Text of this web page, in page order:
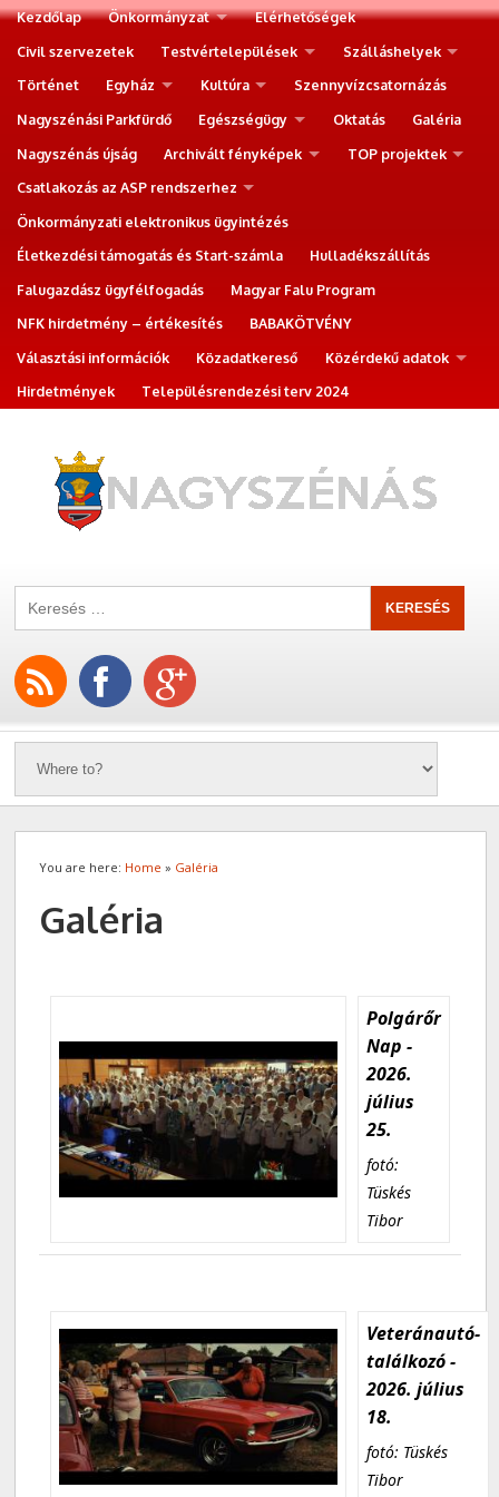
Kezdőlap Önkormányzat
Elérhetőségek
Civil szervezetek
Testvértelepülések
Szálláshelyek
Történet
Egyház Kultúra
Szennyvízcsatornázás
Nagyszénási Parkfürdő
Egészségügy Oktatás
Galéria
Nagyszénás újság
Archivált fényképek
TOP projektek
Csatlakozás az ASP rendszerhez
Önkormányzati elektronikus ügyintézés
Életkezdési támogatás és Start-számla
Hulladékszállítás
Falugazdász ügyfélfogadás
Magyar Falu Program
NFK hirdetmény – értékesítés
BABAKÖTVÉNY
Választási információk
Közadatkereső
Közérdekű adatok
Hirdetmények
Településrendezési terv 2024
You are here: Home » Galéria
Galéria
Polgárőr
Nap -
2026.
július
25.
fotó:
Tüskés
Tibor
Veteránautó-
találkozó -
2026. július
18.
fotó: Tüskés
Tibor